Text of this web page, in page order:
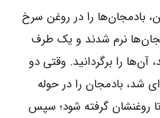
بادمجان‌ها را در روغن سرخ
نرم شدند و یک طرف
آن‌ها را برگردانید. وقتی دو
شد، بادمجان را در حوله
روغنشان گرفته شود؛ سپس